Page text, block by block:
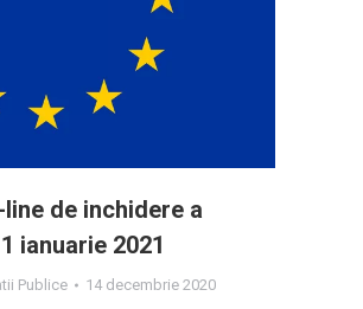
de inchidere a
ianuarie 2021
Publice 14 decembrie 2020